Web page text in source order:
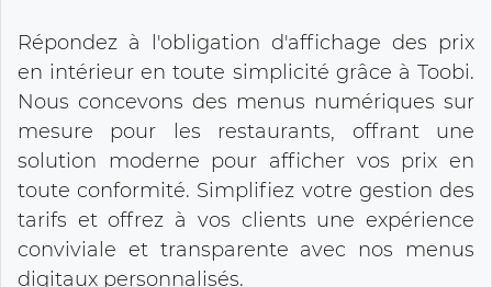
Répondez à l'obligation d'affichage des prix
en intérieur en toute simplicité grâce à Toobi.
Nous concevons des menus numériques sur
mesure pour les restaurants, offrant une
solution moderne pour afficher vos prix en
toute conformité. Simplifiez votre gestion des
tarifs et offrez à vos clients une expérience
conviviale et transparente avec nos menus
digitaux personnalisés.